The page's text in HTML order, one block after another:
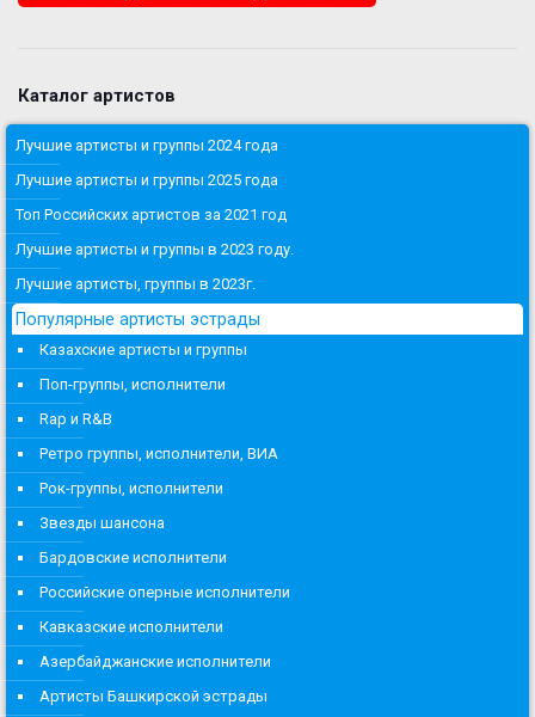
Каталог артистов
Лучшие артисты и группы 2024 года
Лучшие артисты и группы 2025 года
Топ Российских артистов за 2021 год
Лучшие артисты и группы в 2023 году.
Лучшие артисты, группы в 2023г.
Популярные артисты эстрады
Казахские артисты и группы
Поп-группы, исполнители
Rap и R&B
Ретро группы, исполнители, ВИА
Рок-группы, исполнители
Звезды шансона
Бардовские исполнители
Российские оперные исполнители
Кавказские исполнители
Азербайджанские исполнители
Артисты Башкирской эстрады